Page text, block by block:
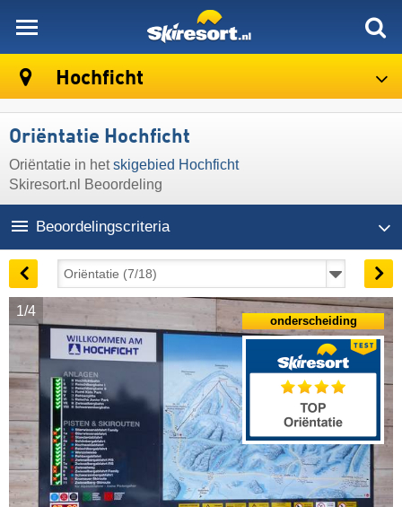
Hochficht
Oriëntatie Hochficht
Oriëntatie in hetskigebied Hochficht
Skiresort.nl Beoordeling
Beoordelingscriteria
1/4
onderscheiding